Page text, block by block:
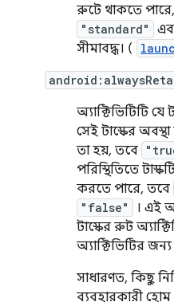
রুটে থাকতে পারে,
"standard"
সীমাবদ্ধ। (
অ্যাক্টিভিটিটি
সেই টাস্কের
তা হয়, তবে
পরিস্থিতিতে
করতে পারে, তবে
"false"
। এই
টাস্কের রুট
অ্যাক্টিভিটির
সাধারণত, কিছু
ব্যবহারকারী হোম